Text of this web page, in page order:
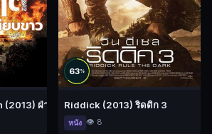
ฝ่าวิกฤติ วินาศกรรมทำเนียบขาว
63%
Riddick (2013) ริดดิก 3
หนัง 👁️ 8